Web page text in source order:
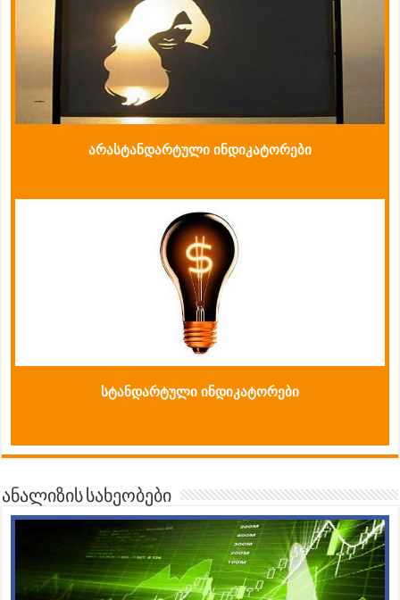
არასტანდარტული ინდიკატორები
სტანდარტული ინდიკატორები
ანალიზის სახეობები